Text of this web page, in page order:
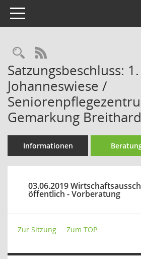
Toggle navigation
Rechercheauswahl
RSS-Feed
Satzungsbeschluss:
Johanneswiese /
Gemarkung
Informationen
03.06.2019
öffentlich - Vorberatung
Zur Sitzung ... Zum TOP ...